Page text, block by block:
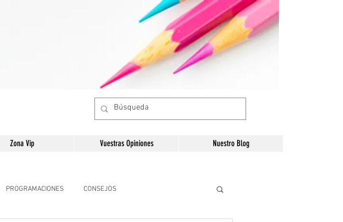
Zona Vip Vuestras Opiniones Nuestro Blog
PROGRAMACIONES CONSEJOS